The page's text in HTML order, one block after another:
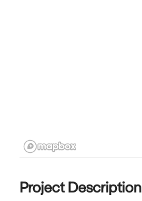
Project Description